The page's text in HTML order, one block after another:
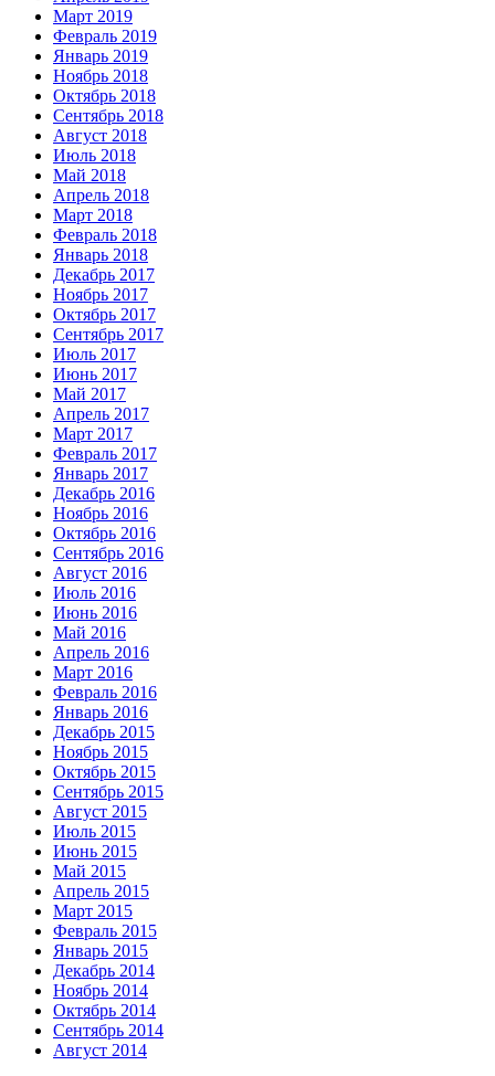
Март 2019
Февраль 2019
Январь 2019
Ноябрь 2018
Октябрь 2018
Сентябрь 2018
Август 2018
Июль 2018
Май 2018
Апрель 2018
Март 2018
Февраль 2018
Январь 2018
Декабрь 2017
Ноябрь 2017
Октябрь 2017
Сентябрь 2017
Июль 2017
Июнь 2017
Май 2017
Апрель 2017
Март 2017
Февраль 2017
Январь 2017
Декабрь 2016
Ноябрь 2016
Октябрь 2016
Сентябрь 2016
Август 2016
Июль 2016
Июнь 2016
Май 2016
Апрель 2016
Март 2016
Февраль 2016
Январь 2016
Декабрь 2015
Ноябрь 2015
Октябрь 2015
Сентябрь 2015
Август 2015
Июль 2015
Июнь 2015
Май 2015
Апрель 2015
Март 2015
Февраль 2015
Январь 2015
Декабрь 2014
Ноябрь 2014
Октябрь 2014
Сентябрь 2014
Август 2014